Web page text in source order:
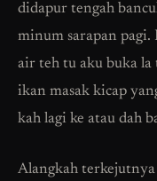
didapur tengah
minum sarapan pagi.
air teh tu aku buka
ikan masak kicap
kah lagi ke atau dah
Alangkah